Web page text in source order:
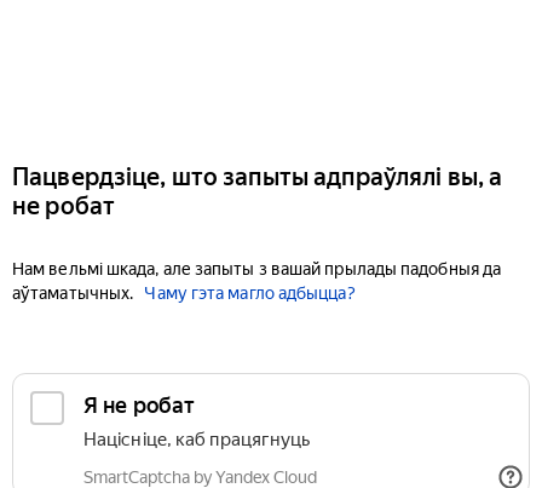
Пацвердзіце, што запыты адпраўлялі вы, а
не робат
Нам вельмі шкада, але запыты з вашай прылады падобныя да
аўтаматычных.
Чаму гэта магло адбыцца?
Я не робат
Націсніце, каб працягнуць
SmartCaptcha by Yandex Cloud